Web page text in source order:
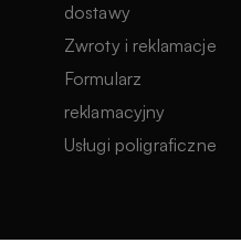
dostawy
Zwroty i reklamacje
Formularz
reklamacyjny
Usługi poligraficzne